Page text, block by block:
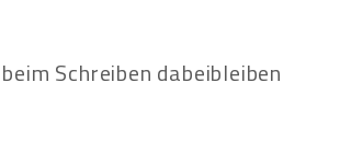
Schreiben dabeibleiben